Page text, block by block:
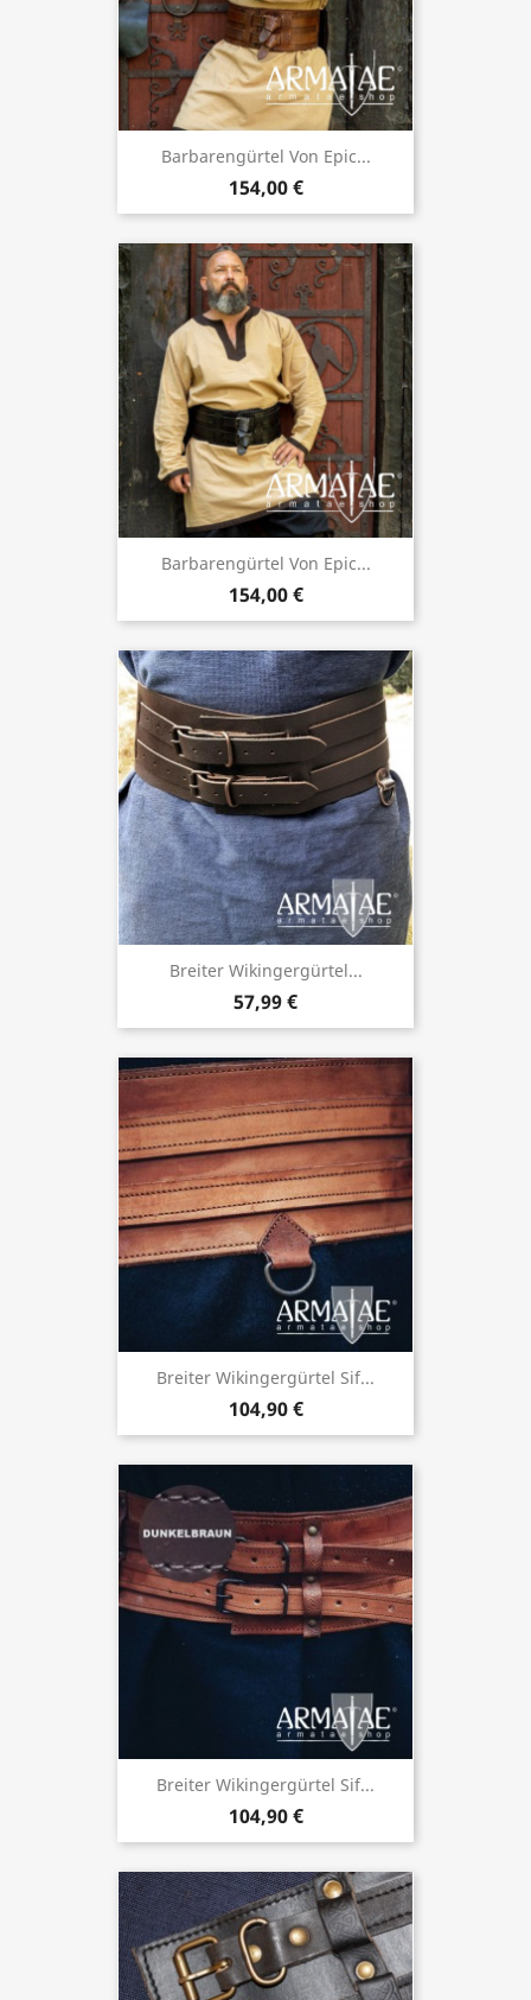
Barbarengürtel Von Epic...
154,00 €
Barbarengürtel Von Epic...
154,00 €
Breiter Wikingergürtel...
57,99 €
Breiter Wikingergürtel Sif...
104,90 €
Breiter Wikingergürtel Sif...
104,90 €